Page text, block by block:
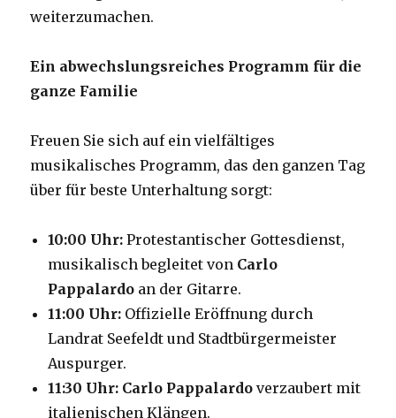
weiterzumachen.
Ein abwechslungsreiches Programm für die
ganze Familie
Freuen Sie sich auf ein vielfältiges
musikalisches Programm, das den ganzen Tag
über für beste Unterhaltung sorgt:
10:00 Uhr: Protestantischer Gottesdienst,
musikalisch begleitet von Carlo
Pappalardo an der Gitarre.
11:00 Uhr: Offizielle Eröffnung durch
Landrat Seefeldt und Stadtbürgermeister
Auspurger.
11:30 Uhr: Carlo Pappalardo verzaubert mit
italienischen Klängen.